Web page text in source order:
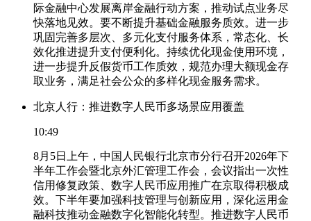
际金融中心发展离岸金融行动方案，推动试点业务尽
快落地见效。要不断提升基础金融服务质效。进一步
巩固完善多层次、多元化支付服务体系，常态化、长
效化推进提升支付便利化。持续优化现金使用环境，
进一步提升反假货币工作质效，规范办理大额现金存
取业务，满足社会公众的多样化现金服务需求。
北京人行：推进数字人民币多场景应用覆盖
10:49
8月5日上午，中国人民银行北京市分行召开2026年下
半年工作会暨北京外汇管理工作会，会议指出一次性
信用修复政策、数字人民币应用推广在京取得积极成
效。下半年要加强科技管理与创新应用，深化运用金
融科技推动金融数字化智能化转型。推进数字人民币